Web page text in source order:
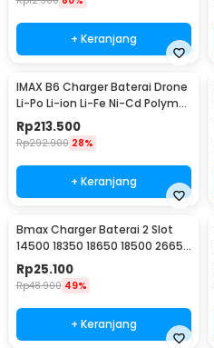
+ Keranjang
IMAX B6 Charger Baterai Drone
Li-Po Li-ion Li-Fe Ni-Cd Polymer
LCD 80W
Rp213.500
Rp292.900 28%
+ Keranjang
Bmax Charger Baterai 2 Slot
14500 18350 18650 18500 26650
Li-Ion LED - BH-042100-02U
Rp25.100
Rp48.900 49%
+ Keranjang